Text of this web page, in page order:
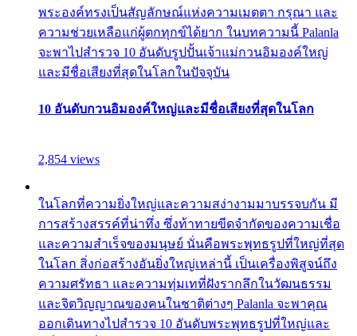
พระองค์ทรงเป็นสัญลักษณ์แห่งความเมตตา กรุณา และ
ความช่วยเหลือแก่ผู้ตกทุกข์ได้ยาก ในบทความนี้ Palanla
จะพาไปสำรวจ 10 อันดับรูปปั้นเจ้าแม่กวนอิมองค์ใหญ่
และมีชื่อเสียงที่สุดในโลกในปัจจุบัน
10 อันดับกวนอิมองค์ใหญ่และมีชื่อเสียงที่สุดในโลก
2,854 views
ในโลกที่ความยิ่งใหญ่และความสง่างามมาบรรจบกัน มี
การสร้างสรรค์ที่น่าทึ่ง ซึ่งท้าทายขีดจำกัดของความเชื่อ
และความสำเร็จของมนุษย์ นั่นคือพระพุทธรูปที่ใหญ่ที่สุด
ในโลก สิ่งก่อสร้างอันยิ่งใหญ่เหล่านี้ เป็นเครื่องพิสูจน์ถึง
ความศรัทธา และความทุ่มเทที่ฝังรากลึกในวัฒนธรรม
และจิตวิญญาณของคนในชาติต่างๆ Palanla จะพาคุณ
ออกเดินทางไปสำรวจ 10 อันดับพระพุทธรูปที่ใหญ่และ